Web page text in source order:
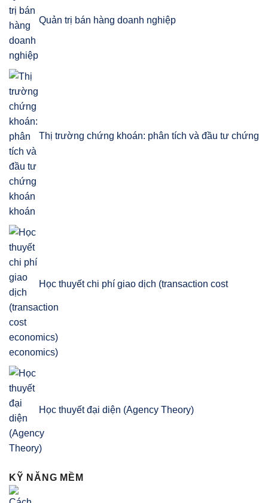
Quản trị bán hàng doanh nghiệp
Thị trường chứng khoán: phân tích và đầu tư chứng
khoán
Học thuyết chi phí giao dịch (transaction cost
economics)
Học thuyết đại diện (Agency Theory)
KỸ NĂNG MỀM